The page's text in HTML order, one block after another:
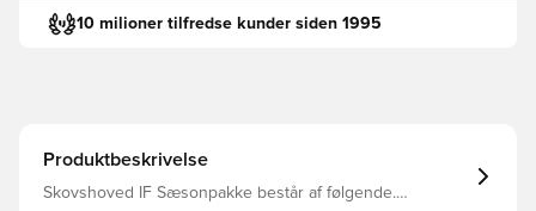
10 milioner tilfredse kunder siden 1995
Produktbeskrivelse
Skovshoved IF Sæsonpakke består af følgende.